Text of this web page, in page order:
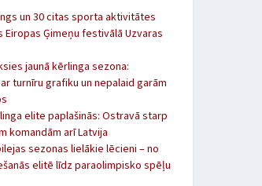
un 30 citas sporta aktivitātes
Eiropas Ģimeņu festivālā Uzvaras
jaunā kērlinga sezona:
turnīru grafiku un nepalaid garām
elite paplašinās: Ostravā starp
komandām arī Latvija
sezonas lielākie lēcieni – no
elitē līdz paraolimpisko spēļu